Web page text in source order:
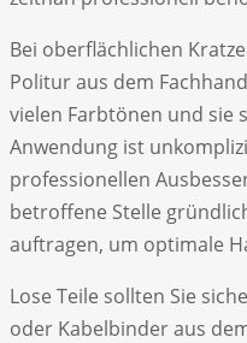
Bei oberflächlichen
Politur aus dem
vielen Farbtönen und sie
Anwendung ist
professionellen
betroffene Stelle
auftragen, um optimale
Lose Teile sollten Sie
oder Kabelbinder aus